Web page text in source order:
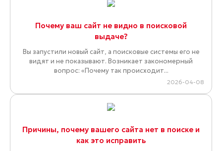
Почему ваш сайт не видно в поисковой
выдаче?
Вы запустили новый сайт, а поисковые системы его не
видят и не показывают. Возникает закономерный
вопрос: «Почему так происходит...
2026-04-08
Причины, почему вашего сайта нет в поиске и
как это исправить